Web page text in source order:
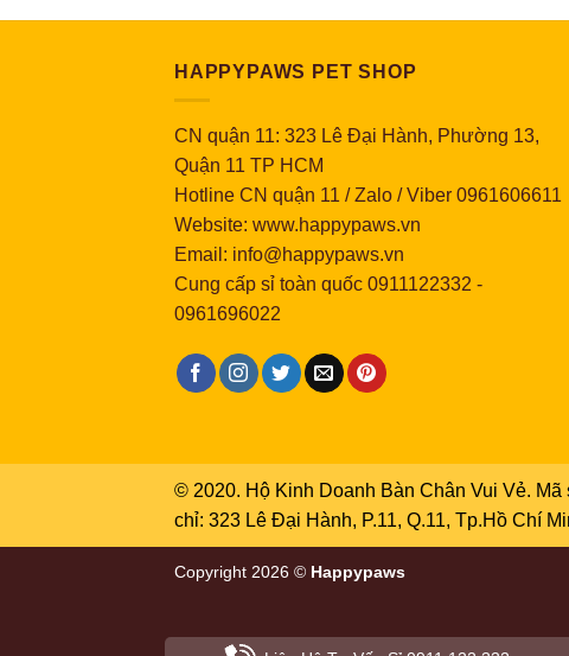
HAPPYPAWS PET SHOP
CN quận 11: 323 Lê Đại Hành, Phường 13,
Quận 11 TP HCM
Hotline CN quận 11 / Zalo / Viber 0961606611
Website: www.happypaws.vn
Email: info@happypaws.vn
Cung cấp sỉ toàn quốc 0911122332 -
0961696022
© 2020. Hộ Kinh Doanh Bàn Chân Vui Vẻ.
chỉ: 323 Lê Đại Hành, P.11, Q.11, Tp.Hồ Chí
Copyright 2026 © Happypaws